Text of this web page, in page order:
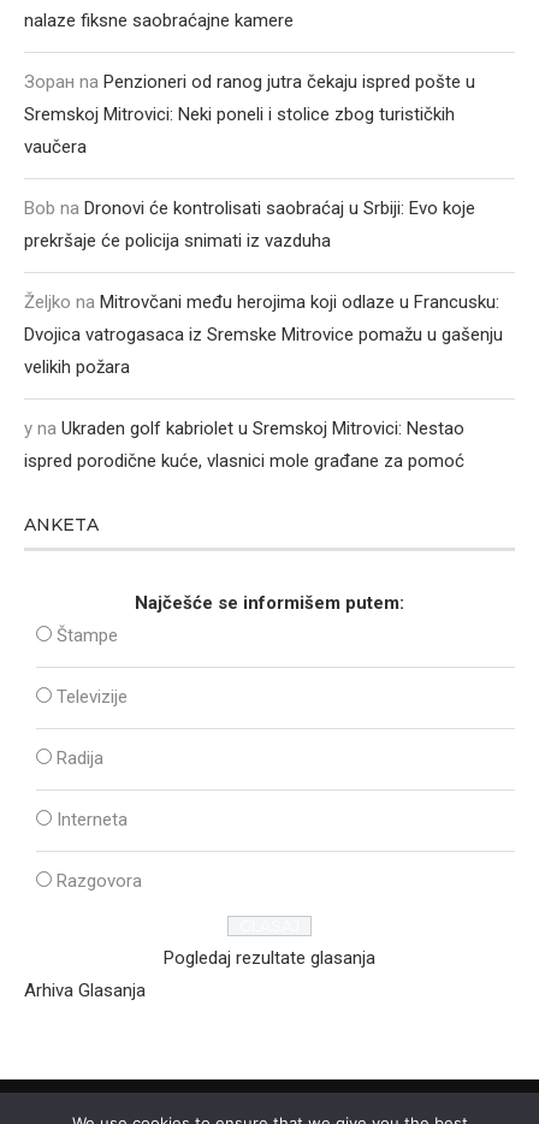
nalaze fiksne saobraćajne kamere
Зоран na Penzioneri od ranog jutra čekaju ispred pošte u
Sremskoj Mitrovici: Neki poneli i stolice zbog turističkih
vaučera
Bob na Dronovi će kontrolisati saobraćaj u Srbiji: Evo koje
prekršaje će policija snimati iz vazduha
Željko na Mitrovčani među herojima koji odlaze u Francusku:
Dvojica vatrogasaca iz Sremske Mitrovice pomažu u gašenju
velikih požara
y na Ukraden golf kabriolet u Sremskoj Mitrovici: Nestao
ispred porodične kuće, vlasnici mole građane za pomoć
ANKETA
Najčešće se informišem putem:
Štampe
Televizije
Radija
Interneta
Razgovora
Pogledaj rezultate glasanja
Arhiva Glasanja